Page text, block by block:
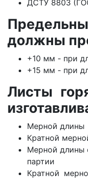
ДСТУ 8803
должны
+10 мм - при
+15 мм - при
Листы
Мерной длины
Кратной
Мерной длины
партии
Кратной